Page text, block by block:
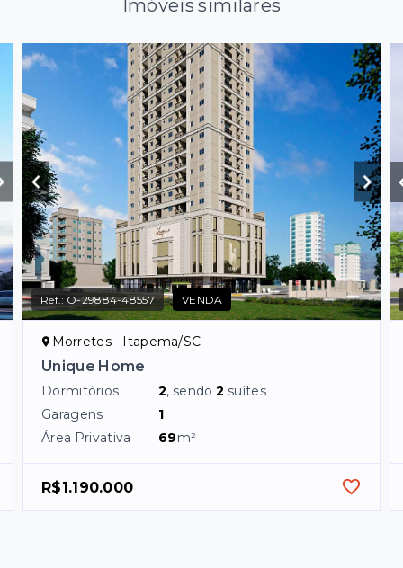
Imóveis similares
Ref.: O-29884-48557 VENDA
Morretes - Itapema/SC
Unique Home
Dormitórios 2, sendo2 suítes
Garagens
1
Área Privativa
69m²
R$1.190.000